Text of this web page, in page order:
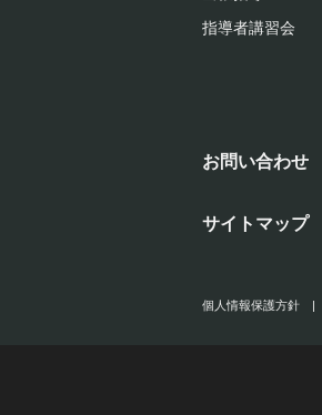
指導者講習会
お問い合わせ
サイトマップ
個人情報保護方針 |